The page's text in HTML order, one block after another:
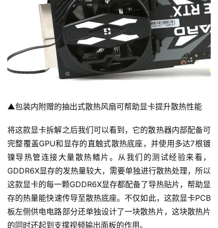
投
稿
▲包装内附赠的抽出式散热风扇可帮助显卡提升散热性能
将这款显卡拆解之后我们可以看到，它的散热器内部配备可
完整覆盖GPU和显存的直触式散热底座，并使用多达7根镀
镍导热管连接大量散热鳍片。从我们的测试经验来看，
GDDR6X显存的发热量较大，需要单独进行散热处理，所以
这款显卡的每一颗GDDR6X显存都配备了导热贴片，帮助显
存的热量能快速传导至散热底座。不仅如此，这款显卡PCB
板左侧供电电路部分还单独设计了一块散热片，这块散热片
的同时还起到支撑视频输出面板的作用。